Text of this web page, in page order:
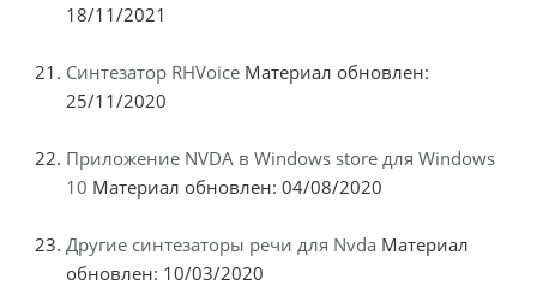
18/11/2021
Синтезатор RHVoice Материал обновлен:
25/11/2020
Приложение NVDA в Windows store для Windows
10 Материал обновлен: 04/08/2020
Другие синтезаторы речи для Nvda Материал
обновлен: 10/03/2020